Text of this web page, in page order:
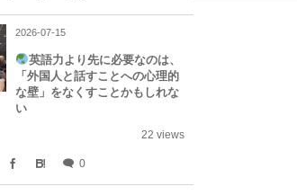
2026-07-15
英語力より先に必要なのは、
「外国人と話すことへの心理的
な壁」をなくすことかもしれな
い
22 views
0